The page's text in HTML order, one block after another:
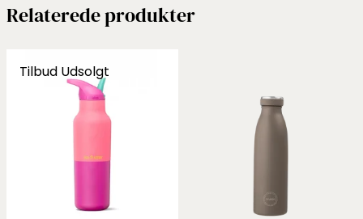
Relaterede produkter
Tilbud Udsolgt